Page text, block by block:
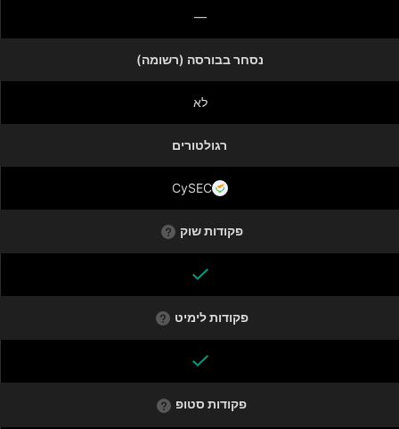
—
נסחר בבורסה (רשומה)
לא
רגולטורים
CySEC
פקודות שוק
פקודות לימיט
פקודות סטופ